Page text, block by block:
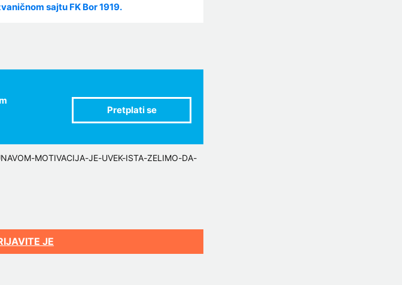
sajtu FK Bor 1919.
MOTIVACIJA-JE-UVEK-ISTA-ZELIMO-DA-
JE